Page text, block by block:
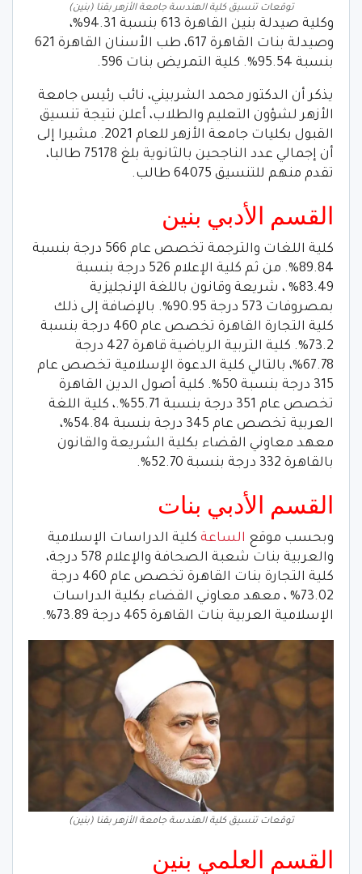
توقعات تنسيق كلية الهندسة جامعة الأزهر بقنا (بنين)
وكلية صيدلة بنين القاهرة 613 بنسبة 94.31%،
وصيدلة بنات القاهرة 617، طب الأسنان القاهرة 621
بنسبة 95.54%. كلية التمريض بنات 596.
يذكر أن الدكتور محمد الشربيني، نائب رئيس جامعة
الأزهر لشؤون التعليم والطلاب، أعلن نتيجة تنسيق
القبول بكليات جامعة الأزهر للعام 2021. مشيرا إلى
أن إجمالي عدد الناجحين بالثانوية بلغ 75178 طالبا،
تقدم منهم للتنسيق 64075 طالب.
القسم الأدبي بنين
كلية اللغات والترجمة تخصص عام 566 درجة بنسبة
89.84%. من ثم كلية الإعلام 526 درجة بنسبة
83.49% ، شريعة وقانون باللغة الإنجليزية
بمصروفات 573 درجة 90.95%. بالإضافة إلى ذلك
كلية التجارة القاهرة تخصص عام 460 درجة بنسبة
73.2%. كلية التربية الرياضية قاهرة 427 درجة
67.78%، بالتالي كلية الدعوة الإسلامية تخصص عام
315 درجة بنسبة 50%. كلية أصول الدين القاهرة
تخصص عام 351 درجة بنسبة 55.71%.، كلية اللغة
العربية تخصص عام 345 درجة بنسبة 54.84%،
معهد معاوني القضاء بكلية الشريعة والقانون
بالقاهرة 332 درجة بنسبة 52.70%.
القسم الأدبي بنات
وبحسب موقع الساعة كلية الدراسات الإسلامية
والعربية بنات شعبة الصحافة والإعلام 578 درجة،
كلية التجارة بنات القاهرة تخصص عام 460 درجة
73.02% ، معهد معاوني القضاء بكلية الدراسات
الإسلامية العربية بنات القاهرة 465 درجة 73.89%.
توقعات تنسيق كلية الهندسة جامعة الأزهر بقنا (بنين)
القسم العلمي بنين